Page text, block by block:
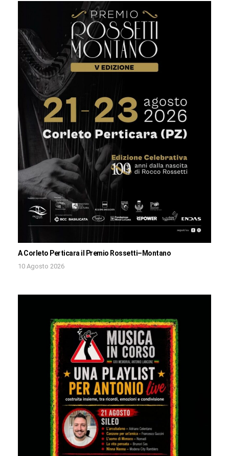
A Corleto Perticara il Premio Rossetti–Montano
10 Agosto 2026